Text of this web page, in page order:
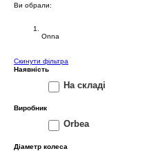
Ви обрали:
Onna
Cкинути фільтра
Наявність
На складі
Виробник
Orbea
Діаметр колеса